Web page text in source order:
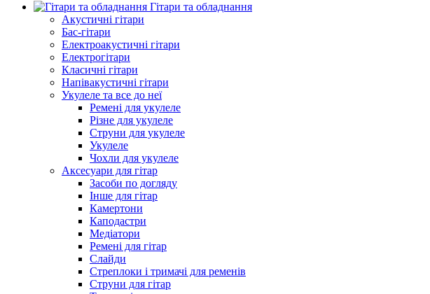
Гітари та обладнання
Акустичні гітари
Бас-гітари
Електроакустичні гітари
Електрогітари
Класичні гітари
Напівакустичні гітари
Укулеле та все до неї
Ремені для укулеле
Різне для укулеле
Струни для укулеле
Укулеле
Чохли для укулеле
Аксесуари для гітар
Засоби по догляду
Інше для гітар
Камертони
Каподастри
Медіатори
Ремені для гітар
Слайди
Стреплоки і тримачі для ременів
Струни для гітар